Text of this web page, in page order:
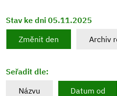
Stav ke dni 05.11.2025
Změnit den
Archiv
Seřadit dle:
Názvu
Datum od